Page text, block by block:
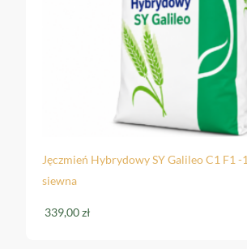
Jęczmień Hybrydowy SY Galileo C1 F1 -
siewna
339,00zł